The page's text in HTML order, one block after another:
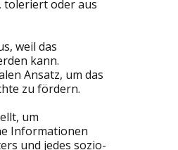
toleriert oder aus
weil das
kann.
Ansatz, um das
zu fördern.
um
Informationen
und jedes sozio-